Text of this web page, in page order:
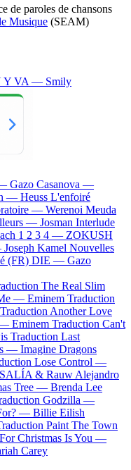
de paroles de chansons
Musique (SEAM)
Y VA — Smily
Gazo Casanova —
— Heuss L'enfoiré
— Werenoi Meuda
— Josman Interlude
1 2 3 4 — ZOKUSH
Joseph Kamel Nouvelles
(FR) DIE — Gazo
The Real Slim
— Eminem Traduction
Traduction Another Love
— Eminem Traduction Can't
Traduction Last
— Imagine Dragons
Lose Control —
& Rauw Alejandro
Tree — Brenda Lee
Godzilla —
— Billie Eilish
Paint The Town
Christmas Is You —
Carey